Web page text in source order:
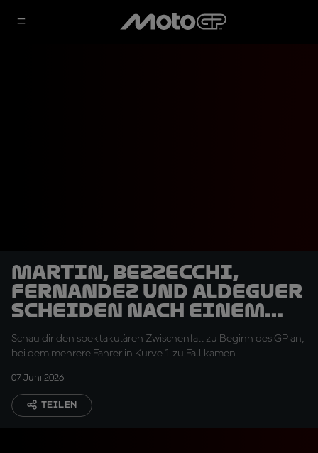
Martin, Bezzecchi,
Fernandez und Aldeguer
scheiden nach einem
Sturz in Kurve 1 aus
Schau dir den spektakulären Zwischenfall zu Beginn des GP an,
bei dem mehrere Fahrer in Kurve 1 zu Fall kamen
07 Juni 2026
TEILEN